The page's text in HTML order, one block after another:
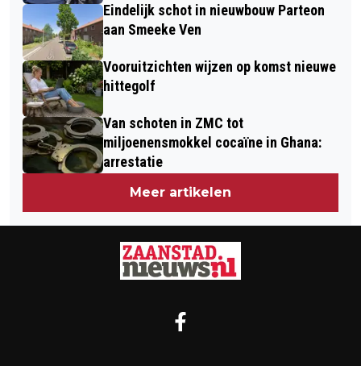
Eindelijk schot in nieuwbouw Parteon
aan Smeeke Ven
Vooruitzichten wijzen op komst nieuwe
hittegolf
Van schoten in ZMC tot
miljoenensmokkel cocaïne in Ghana:
arrestatie
Meer artikelen